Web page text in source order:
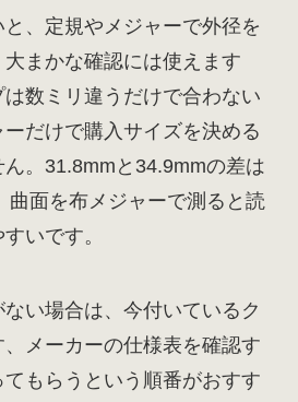
、定規やメジャーで外径を
まかな確認には使えます
数ミリ違うだけで合わない
だけで購入サイズを決める
。31.8mmと34.9mmの差は
曲面を布メジャーで測ると読
いです。
い場合は、今付いているク
メーカーの仕様表を確認す
もらうという順番がおすす